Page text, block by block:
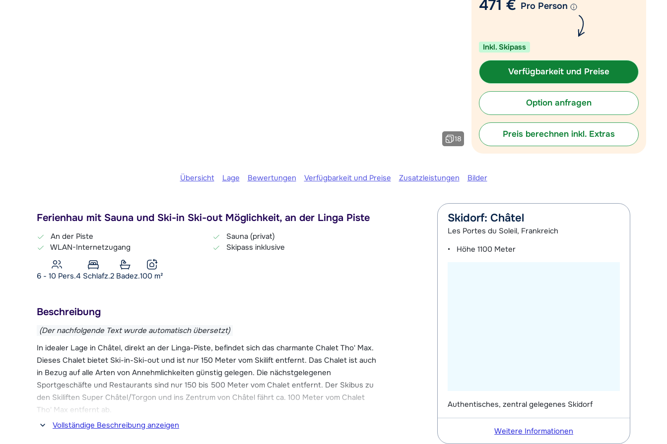
Wir sind heute um 09:00 Uhr geöffnet.
Rufen Sie uns an unter 030
767598210
18
471 € Pro Person
Inkl. Skipass
Verfügbarkeit und Preise
Option anfragen
Preis berechnen inkl. Extras
Übersicht Lage Bewertungen Verfügbarkeit und Preise Zusatzleistungen Bilder
Ferienhau mit Sauna und Ski-in Ski-out Möglichkeit, an der Linga Piste
An der Piste
WLAN-Internetzugang
Sauna (privat)
Skipass inklusive
6 - 10 Pers.4 Schlafz.2 Badez.100 m²
Beschreibung
(Der nachfolgende Text wurde automatisch übersetzt)
In idealer Lage in Châtel, direkt an der Linga-Piste, befindet sich das charmante Chalet Tho' Max.
Dieses Chalet bietet Ski-in-Ski-out und ist nur 150 Meter vom Skilift entfernt. Das Chalet ist auch
in Bezug auf alle Arten von Annehmlichkeiten günstig gelegen. Die nächstgelegenen
Sportgeschäfte und Restaurants sind nur 150 bis 500 Meter vom Chalet entfernt. Der Skibus zu
den Skiliften Super Châtel/Torgon und ins Zentrum von Châtel fährt ca. 100 Meter vom Chalet
Tho' Max entfernt ab.
Vollständige Beschreibung anzeigen
Skidorf: Châtel
Les Portes du Soleil, Frankreich
Höhe1100 Meter
Authentisches, zentral gelegenes Skidorf
Weitere Informationen